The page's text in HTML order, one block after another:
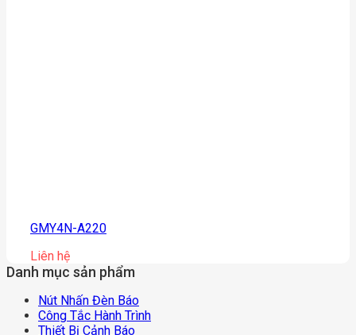
GMY4N-A220
Liên hệ
Danh mục sản phẩm
Nút Nhấn Đèn Báo
Công Tắc Hành Trình
Thiết Bị Cảnh Báo